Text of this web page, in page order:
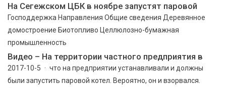
На Сегежском ЦБК в ноябре запустят паровой
Господдержка Направления Общие сведения Деревянное
домостроение Биотопливо Целлюлозно-бумажная
промышленность
Видео – На территории частного предприятия в
2017-10-5 · что на предприятии устанавливали и должны
были запустить паровой котел. Вероятно, он и взорвался.